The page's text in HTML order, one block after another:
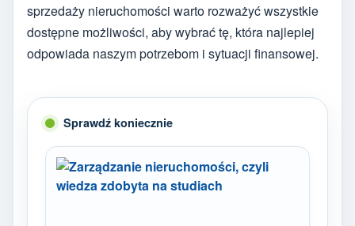
sprzedaży nieruchomości warto rozważyć wszystkie
dostępne możliwości, aby wybrać tę, która najlepiej
odpowiada naszym potrzebom i sytuacji finansowej.
Sprawdź koniecznie